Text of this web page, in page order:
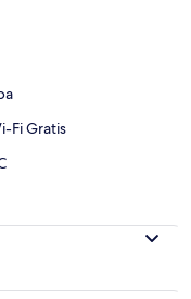
Fi Gratis